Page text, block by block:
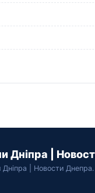
Дніпра |
| Новости Днепра.